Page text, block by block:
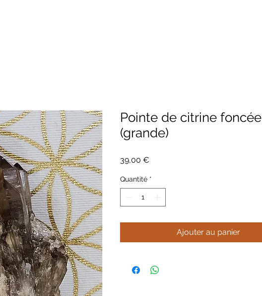
Pointe de citrine foncée
(grande)
39,00 €
Quantité *
Ajouter au panier